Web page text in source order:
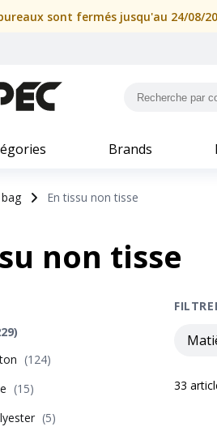
sont fermés jusqu'au 24/08/
Brands
En tissu non tisse
non tisse
)
(124)
(15)
(5)
33